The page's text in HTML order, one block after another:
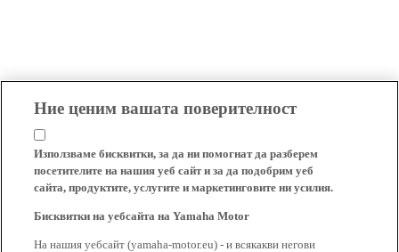
Ние ценим вашата поверителност
Използваме бисквитки, за да ни помогнат да разберем
посетителите на нашия уеб сайт и за да подобрим уеб
сайта, продуктите, услугите и маркетинговите ни усилия.
Бисквитки на уебсайта на Yamaha Motor
На нашия уебсайт (yamaha-motor.eu) - и всякакви негови